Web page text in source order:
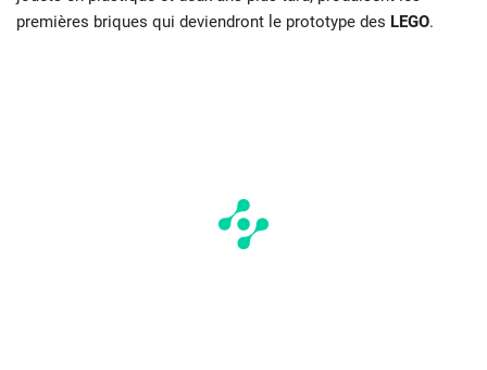
premières briques qui deviendront le prototype des LEGO.